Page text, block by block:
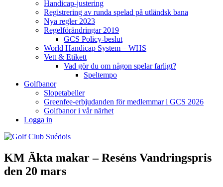
Handicap-justering
Registrering av runda spelad på utländsk bana
Nya regler 2023
Regelförändringar 2019
GCS Policy-beslut
World Handicap System – WHS
Vett & Etikett
Vad gör du om någon spelar farligt?
Speltempo
Golfbanor
Slopetabeller
Greenfee-erbjudanden för medlemmar i GCS 2026
Golfbanor i vår närhet
Logga in
KM Äkta makar – Reséns Vandringspris
den 20 mars